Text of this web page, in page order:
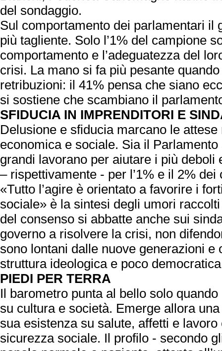
del sondaggio.
Sul comportamento dei parlamentari il
più tagliente. Solo l’1% del campione
comportamento e l’adeguatezza del
crisi. La mano si fa più pesante
retribuzioni: il 41% pensa che siano
si sostiene che scambiano il
SFIDUCIA IN IMPRENDITORI E
Delusione e sfiducia marcano le
economica e sociale. Sia il
grandi lavorano per aiutare i più deboli
– rispettivamente - per l’1% e il 2%
«Tutto l’agire è orientato a favorire i
sociale» è la sintesi degli umori
del consenso si abbatte anche sui
governo a risolvere la crisi, non
sono lontani dalle nuove generazioni e
struttura ideologica e poco
PIEDI PER TERRA
Il barometro punta al bello solo
su cultura e società. Emerge allora
sua esistenza su salute, affetti e
sicurezza sociale. Il profilo - secondo